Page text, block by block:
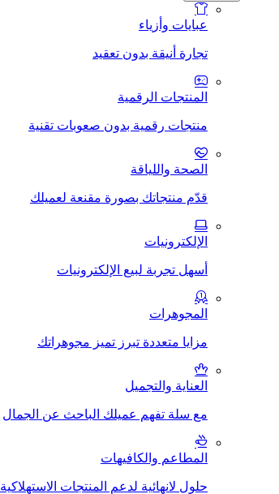
عبايات وأزياء
تجارة أنيقة بدون تعقيد
المنتجات الرقمية
منتجات رقمية بدون صعوبات تقنية
الصحة واللياقة
قدّم منتجاتك بصورة مقنعة لعميلك
الإلكترونيات
أسهل تجربة لبيع الإلكترونيات
المجوهرات
مزايا متعددة تبرز تميز مجوهراتك
العناية والتجميل
مع سلة تفهم عميلك الباحث عن الجمال
المطاعم والكافيهات
حلول لانهائية لدعم المنتجات الاستهلاكية